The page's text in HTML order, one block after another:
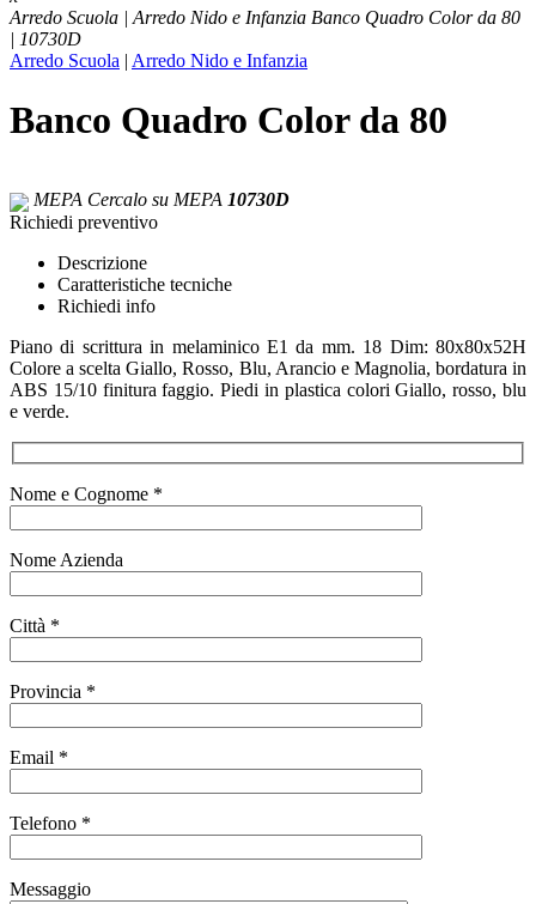
Arredo Scuola | Arredo Nido e Infanzia Banco Quadro Color da 80
| 10730D
Arredo Scuola | Arredo Nido e Infanzia
Banco Quadro Color da 80
MEPA Cercalo su MEPA 10730D
Richiedi preventivo
Descrizione
Caratteristiche tecniche
Richiedi info
Piano di scrittura in melaminico E1 da mm. 18 Dim: 80x80x52H
Colore a scelta Giallo, Rosso, Blu, Arancio e Magnolia, bordatura in
ABS 15/10 finitura faggio. Piedi in plastica colori Giallo, rosso, blu
e verde.
Nome e Cognome *
Nome Azienda
Città *
Provincia *
Email *
Telefono *
Messaggio